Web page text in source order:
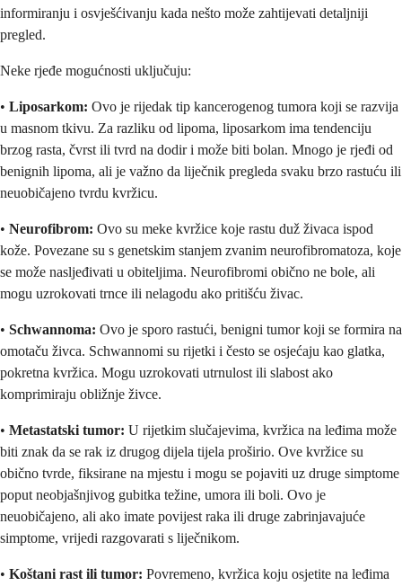
informiranju i osvješćivanju kada nešto može zahtijevati detaljniji
pregled.
Neke rjeđe mogućnosti uključuju:
• Liposarkom: Ovo je rijedak tip kancerogenog tumora koji se razvija
u masnom tkivu. Za razliku od lipoma, liposarkom ima tendenciju
brzog rasta, čvrst ili tvrd na dodir i može biti bolan. Mnogo je rjeđi od
benignih lipoma, ali je važno da liječnik pregleda svaku brzo rastuću ili
neuobičajeno tvrdu kvržicu.
• Neurofibrom: Ovo su meke kvržice koje rastu duž živaca ispod
kože. Povezane su s genetskim stanjem zvanim neurofibromatoza, koje
se može nasljeđivati u obiteljima. Neurofibromi obično ne bole, ali
mogu uzrokovati trnce ili nelagodu ako pritišću živac.
• Schwannoma: Ovo je sporo rastući, benigni tumor koji se formira na
omotaču živca. Schwannomi su rijetki i često se osjećaju kao glatka,
pokretna kvržica. Mogu uzrokovati utrnulost ili slabost ako
komprimiraju obližnje živce.
• Metastatski tumor: U rijetkim slučajevima, kvržica na leđima može
biti znak da se rak iz drugog dijela tijela proširio. Ove kvržice su
obično tvrde, fiksirane na mjestu i mogu se pojaviti uz druge simptome
poput neobjašnjivog gubitka težine, umora ili boli. Ovo je
neuobičajeno, ali ako imate povijest raka ili druge zabrinjavajuće
simptome, vrijedi razgovarati s liječnikom.
• Koštani rast ili tumor: Povremeno, kvržica koju osjetite na leđima